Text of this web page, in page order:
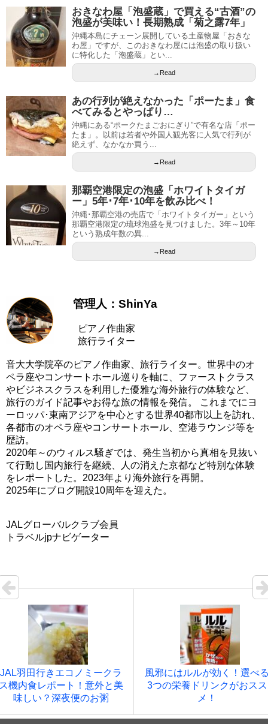
おきなわ屋「泡盛蔵」で買える“古酒”の
泡盛が美味い！長期熟成「菊之露7年」
沖縄本島にチェーン展開している土産物屋「おきな
わ屋」ですが、このおきなわ屋には泡盛の取り扱い
に特化した「泡盛蔵」とい...
→Read
あの行列が絶えなかった「ポーたま」食
べてみるとやっぱり…
沖縄にある“ポークたまごおにぎり”で有名な店「ポー
たま」。以前は若者や外国人観光客に人気で行列が
絶えず、なかなか買う...
→Read
那覇空港限定の泡盛「ホワイトタイガ
ー」5年･7年･10年を飲み比べ！
沖縄･那覇空港の売店で「ホワイトタイガー」という
那覇空港限定の琉球泡盛を見つけました。3年～10年
という熟成年数の異...
→Read
管理人：ShinYa
ピアノ作曲家
旅行ライター
音大大学院卒のピアノ作曲家、旅行ライター。世界中のオ
ペラ座やコンサートホール巡りを軸に、ファーストクラス
やビジネスクラスを利用した優雅な海外旅行の体験など、
旅行のガイド記事やお得な旅の情報を発信。 これまでにヨ
ーロッパ･東南アジアを中心とする世界40都市以上を訪れ、
各都市のオペラ座やコンサートホール、空港ラウンジ等を
歴訪。
2020年～のウィルス騒ぎでは、発生当初から真相を見抜い
て行動し国内旅行を継続、人の消えた京都など特別な体験
をレポートした。2023年より海外旅行を再開。
2025年にブログ開設10周年を迎えた。
JALグローバルクラブ会員
トラベルjpナビゲーター
JAL羽田行きエコノミークラ
機内食レポート！意外と美
味しい？深夜便のお粥
風邪にはルルが効く！選べ
3つの栄養ドリンクがおスス
メ！